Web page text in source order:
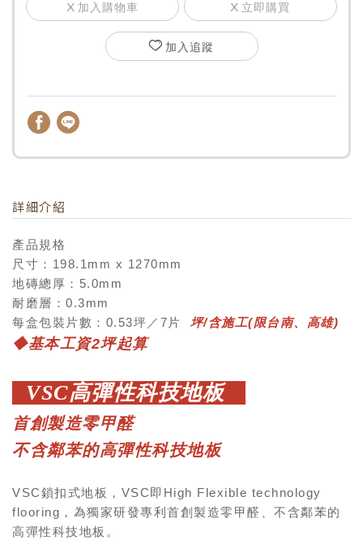
加入購物車 立即購買
加入追蹤
詳細介紹
產品規格
尺寸：198.1mm x 1270mm
地磚總厚：5.0mm
耐磨層：0.3mm
每盒包裝片數：0.53坪／7片 坪/含施工(限台南、高雄)
◆基本工資2坪起算
VSC高彈性科技地板
首創製造零甲醛
不含鄰苯的高彈性科技地板
VSC鎖扣式地板，VSC即High Flexible technology
flooring，為獨家研發專利首創製造零甲醛、不含鄰苯的
高彈性科技地板。